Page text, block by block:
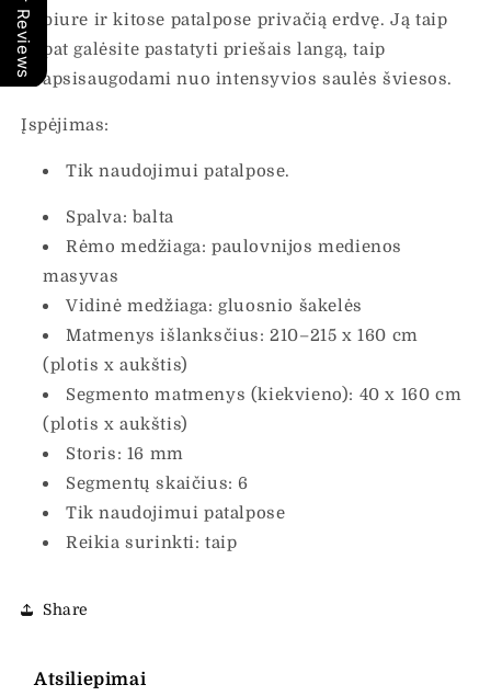
biure ir kitose patalpose privačią erdvę. Ją taip
pat galėsite pastatyti priešais langą, taip
apsisaugodami nuo intensyvios saulės šviesos.
Įspėjimas:
Tik naudojimui patalpose.
Spalva: balta
Rėmo medžiaga: paulovnijos medienos
masyvas
Vidinė medžiaga: gluosnio šakelės
Matmenys išlanksčius: 210–215 x 160 cm
(plotis x aukštis)
Segmento matmenys (kiekvieno): 40 x 160 cm
(plotis x aukštis)
Storis: 16 mm
Segmentų skaičius: 6
Tik naudojimui patalpose
Reikia surinkti: taip
Share
Atsiliepimai
Our Reviews